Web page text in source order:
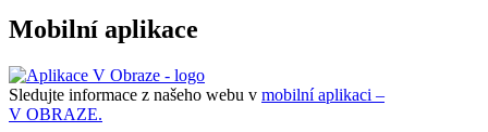
Mobilní aplikace
Sledujte informace z našeho webu v mobilní aplikaci –
V OBRAZE.